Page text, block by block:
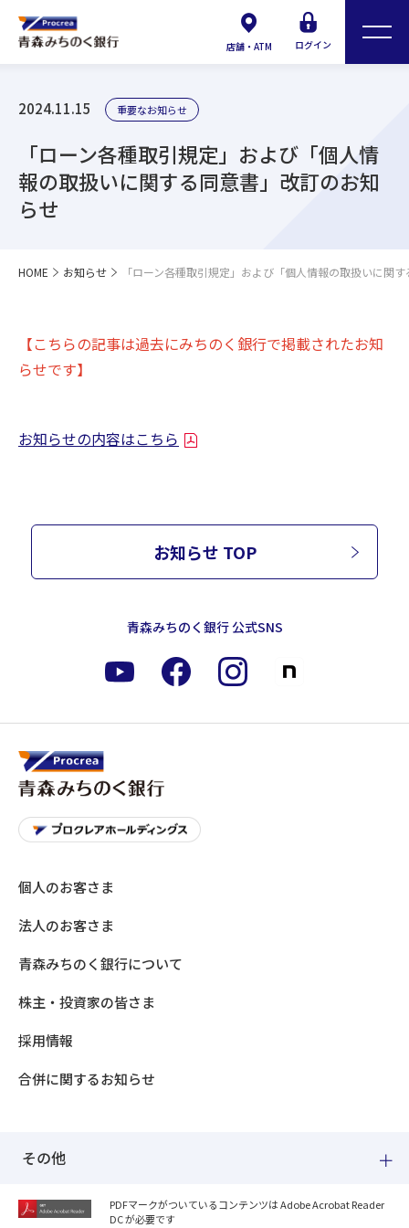
店舗・ATM ログイン
2024.11.15 重要なお知らせ
「ローン各種取引規定」および「個人情
報の取扱いに関する同意書」改訂のお知
らせ
HOME お知らせ 「ローン各種取引規定」および「個人情報の取扱いに関
【こちらの記事は過去にみちのく銀行で掲載されたお知
らせです】
お知らせの内容はこちら
お知らせ TOP
青森みちのく銀行 公式SNS
個人のお客さま
法人のお客さま
青森みちのく銀行について
株主・投資家の皆さま
採用情報
合併に関するお知らせ
その他
紛失した場合
PDFマークがついているコンテンツは Adobe Acrobat Reader
DC が必要です